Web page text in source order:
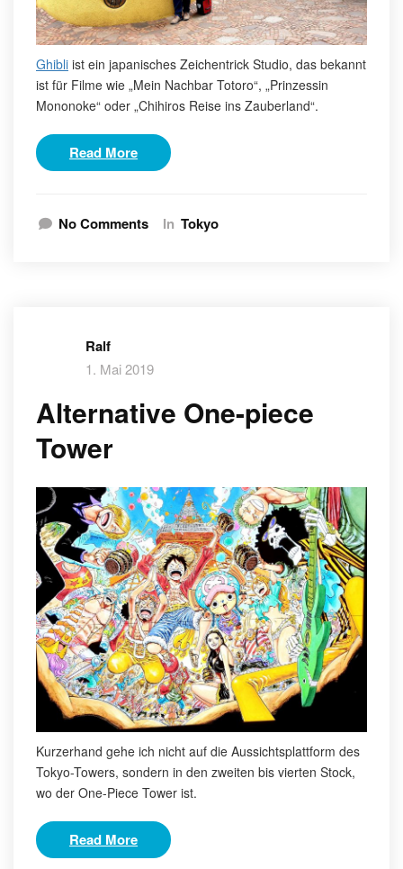
Ghibli ist ein japanisches Zeichentrick Studio, das bekannt
ist für Filme wie „Mein Nachbar Totoro“, „Prinzessin
Mononoke“ oder „Chihiros Reise ins Zauberland“.
Read More
No Comments In Tokyo
Ralf
1. Mai 2019
Alternative One-piece
Tower
Kurzerhand gehe ich nicht auf die Aussichtsplattform des
Tokyo-Towers, sondern in den zweiten bis vierten Stock,
wo der One-Piece Tower ist.
Read More